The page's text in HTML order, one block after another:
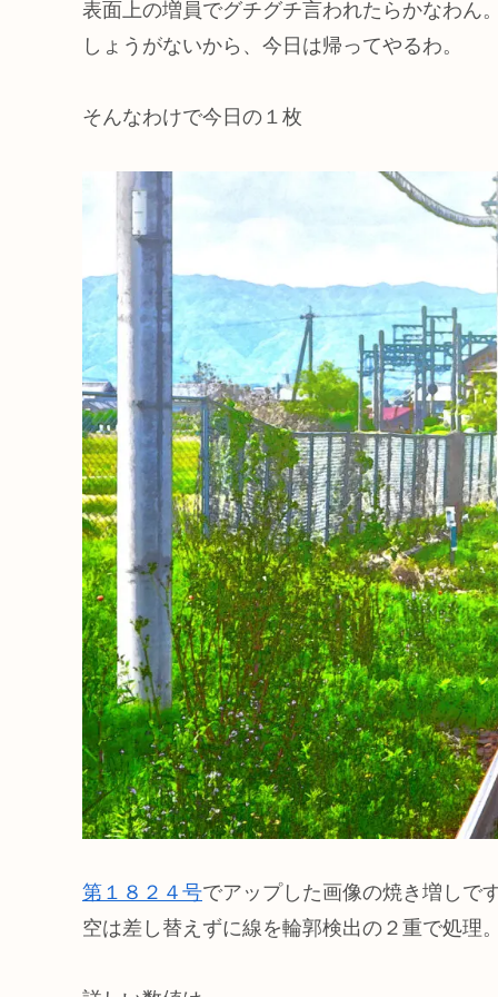
表面上の増員でグチグチ言われたらかなわん
しょうがないから、今日は帰ってやるわ。
そんなわけで今日の１枚
第１８２４号でアップした画像の焼き増しで
空は差し替えずに線を輪郭検出の２重で処理